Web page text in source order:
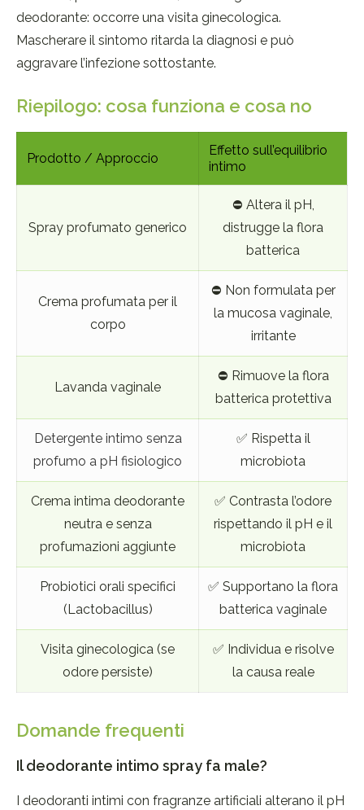
deodorante: occorre una visita ginecologica.
Mascherare il sintomo ritarda la diagnosi e può
aggravare l’infezione sottostante.
Riepilogo: cosa funziona e cosa no
Prodotto / Approccio
Effetto sull’equilibrio
intimo
Spray profumato generico
⛔ Altera il pH,
distrugge la flora
batterica
Crema profumata per il
corpo
⛔ Non formulata per
la mucosa vaginale,
irritante
Lavanda vaginale
⛔ Rimuove la flora
batterica protettiva
Detergente intimo senza
profumo a pH fisiologico
✅ Rispetta il
microbiota
Crema intima deodorante
neutra e senza
profumazioni aggiunte
✅ Contrasta l’odore
rispettando il pH e il
microbiota
Probiotici orali specifici
(Lactobacillus)
✅ Supportano la flora
batterica vaginale
Visita ginecologica (se
odore persiste)
✅ Individua e risolve
la causa reale
Domande frequenti
Il deodorante intimo spray fa male?
I deodoranti intimi con fragranze artificiali alterano il pH